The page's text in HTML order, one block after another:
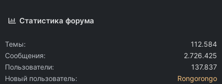
Статистика форума
Темы
112.584
Сообщения
2.726.425
Пользователи
137.837
Новый пользователь
Rongorongo